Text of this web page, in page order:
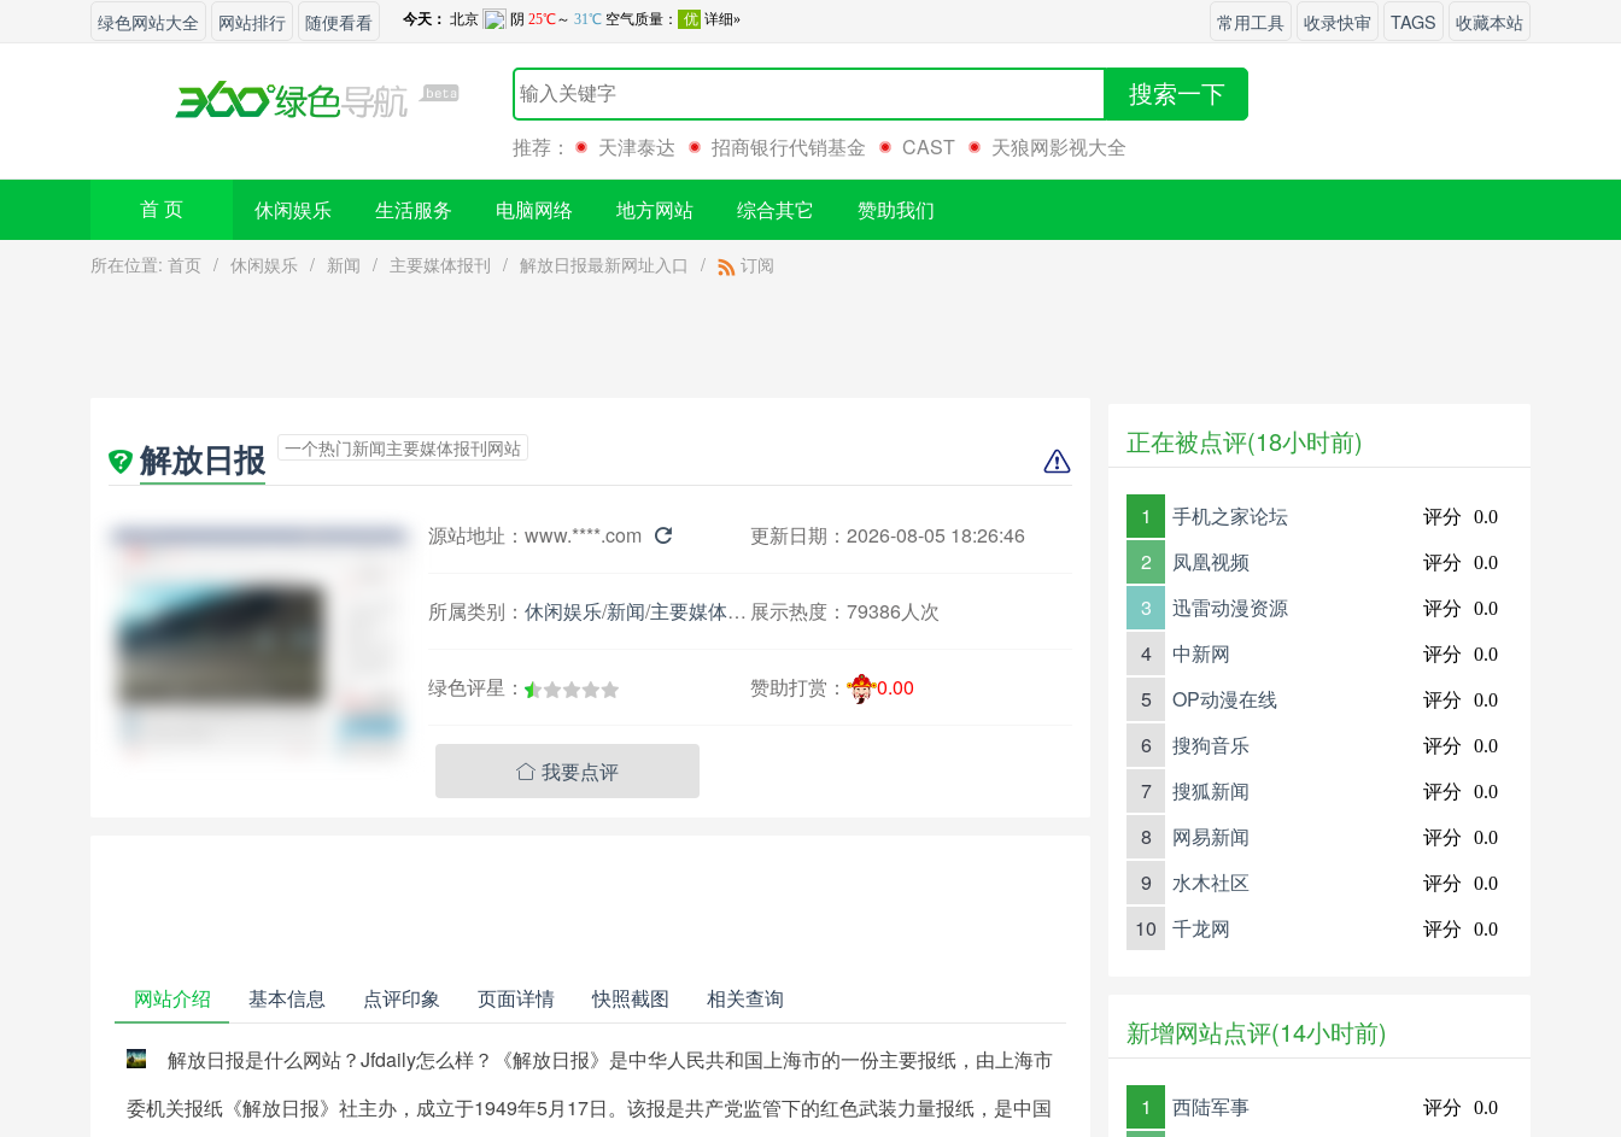
绿色网站大全 网站排行 随便看看 常用工具 收录快审 TAGS 收藏本站
搜索一下
推荐： 天津泰达 招商银行代销基金 CAST 天狼网影视大全
首 页 休闲娱乐 生活服务 电脑网络 地方网站 综合其它 赞助我们
所在位置: 首页 / 休闲娱乐 / 新闻 / 主要媒体报刊 / 解放日报最新网址入口 / 订阅
解放日报 一个热门新闻主要媒体报刊网站
源站地址： www.****.com  更新日期：2026-08-05 18:26:46
所属类别： 休闲娱乐/新闻/主要媒体报刊 展示热度： 79386人次
绿色评星： 赞助打赏： 0.00
 我要点评
网站介绍 基本信息 点评印象 页面详情 快照截图 相关查询
解放日报是什么网站？Jfdaily怎么样？《解放日报》是中华人民共和国上海市的一份主要报纸，由上海市
委机关报纸《解放日报》社主办，成立于1949年5月17日。该报是共产党监管下的红色武装力量报纸，是中国
正在被点评(18小时前)
1 手机之家论坛 评分 0.0
2 凤凰视频 评分 0.0
3 迅雷动漫资源 评分 0.0
4 中新网 评分 0.0
5 OP动漫在线 评分 0.0
6 搜狗音乐 评分 0.0
7 搜狐新闻 评分 0.0
8 网易新闻 评分 0.0
9 水木社区 评分 0.0
10 千龙网 评分 0.0
新增网站点评(14小时前)
1 西陆军事 评分 0.0